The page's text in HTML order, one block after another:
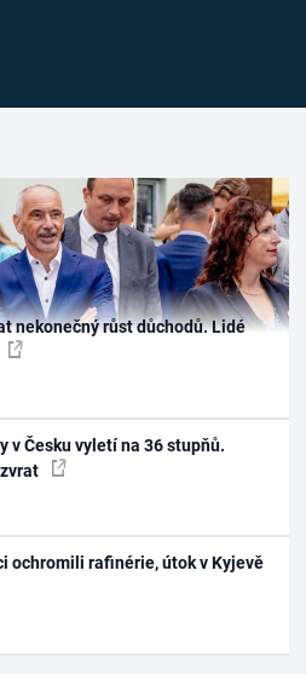
nekonečný růst důchodů. Lidé
v Česku vyletí na 36 stupňů.
ochromili rafinérie, útok v Kyjevě